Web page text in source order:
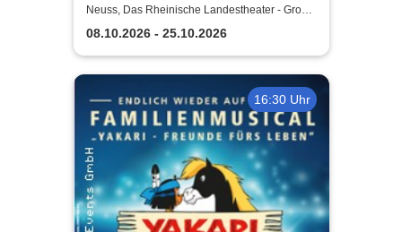
Rheinische Landestheater
Neuss
Neuss, Das Rheinische Landestheater - Große
Bühne
08.10.2026 - 25.10.2026
16:30 Uhr